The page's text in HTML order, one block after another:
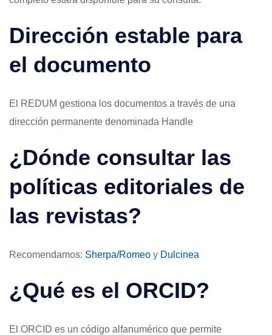
Dirección estable para
el documento
El REDUM gestiona los documentos a través de una
dirección permanente denominada Handle
¿Dónde consultar las
políticas editoriales de
las revistas?
Recomendamos: Sherpa/Romeo y Dulcinea
¿Qué es el ORCID?
El ORCID es un código alfanumérico que permite